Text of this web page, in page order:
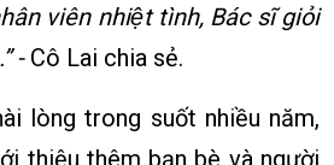
viên nhiệt tình, Bác sĩ giỏi
-Cô Lai chia sẻ.
lòng trong suốt nhiều năm,
thiệu thêm bạn bè và người